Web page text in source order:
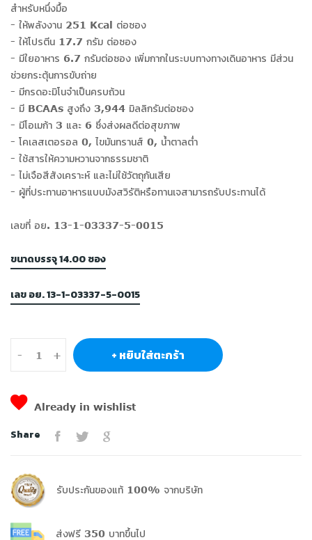
สำหรับหนึ่งมื้อ
- ให้พลังงาน 251 Kcal ต่อซอง
- ให้โปรตีน 17.7 กรัม ต่อซอง
- มีใยอาหาร 6.7 กรัมต่อซอง เพิ่มกากในระบบทางทางเดินอาหาร มีส่วน
ช่วยกระตุ้นการขับถ่าย
- มีกรดอะมิโนจำเป็นครบถ้วน
- มี BCAAs สูงถึง 3,944 มิลลิกรัมต่อซอง
- มีโอเมก้า 3 และ 6 ซึ่งส่งผลดีต่อสุขภาพ
- โคเลสเตอรอล 0, ไขมันทรานส์ 0, น้ำตาลต่ำ
- ใช้สารให้ความหวานจากธรรมชาติ
- ไม่เจือสีสังเคราะห์ และไม่ใช้วัตถุกันเสีย
- ผู้ที่ประทานอาหารแบบมังสวิรัติหรือทานเจสามารถรับประทานได้
เลขที่ อย. 13-1-03337-5-0015
ขนาดบรรจุ 14.00 ซอง
เลข อย. 13-1-03337-5-0015
- + + หยิบใส่ตะกร้า
Already in wishlist
Share
รับประกันของแท้ 100% จากบริษัท
ส่งฟรี 350 บาทขึ้นไป